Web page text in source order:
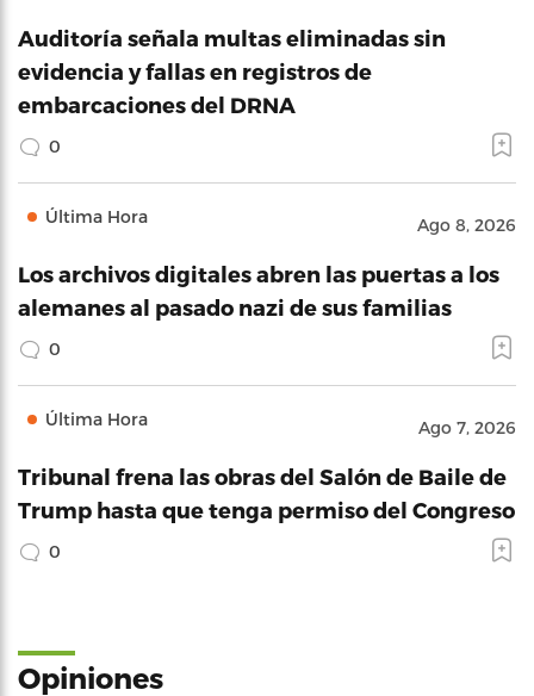
Auditoría señala multas eliminadas sin
evidencia y fallas en registros de
embarcaciones del DRNA
0
Última Hora Ago 8, 2026
Los archivos digitales abren las puertas a los
alemanes al pasado nazi de sus familias
0
Última Hora Ago 7, 2026
Tribunal frena las obras del Salón de Baile de
Trump hasta que tenga permiso del Congreso
0
Opiniones